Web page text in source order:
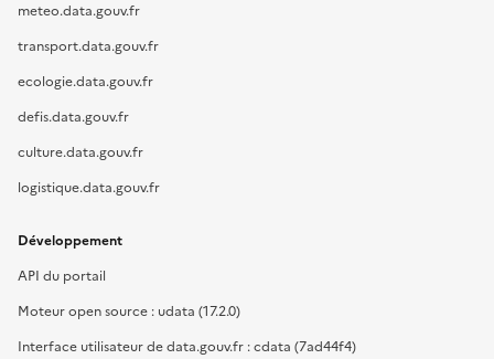
meteo.data.gouv.fr
transport.data.gouv.fr
ecologie.data.gouv.fr
defis.data.gouv.fr
culture.data.gouv.fr
logistique.data.gouv.fr
Développement
API du portail
Moteur open source : udata (17.2.0)
Interface utilisateur de data.gouv.fr : cdata (7ad44f4)